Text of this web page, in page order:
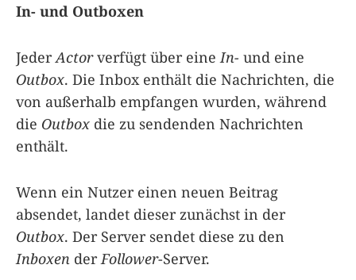
In- und Outboxen
JederActorverfügt über eine In- und eine
Outbox. Die Inbox enthält die Nachrichten, die
von außerhalb empfangen wurden, während
die Outbox die zu sendenden Nachrichten
enthält.
Wenn ein Nutzer einen neuen Beitrag
absendet, landet dieser zunächst in der
Outbox. Der Server sendet diese zu den
Inboxen der Follower-Server.